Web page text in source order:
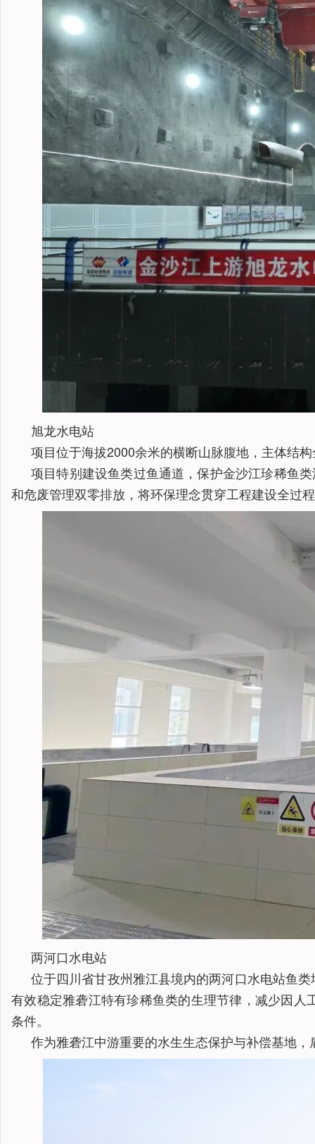
旭龙水电站
项目位于海拔2000余米的横断山脉腹地，主体结
项目特别建设鱼类过鱼通道，保护金沙江珍稀鱼
和危废管理双零排放，将环保理念贯穿工程建设全过
两河口水电站
位于四川省甘孜州雅江县境内的两河口水电站鱼
有效稳定雅砻江特有珍稀鱼类的生理节律，减少因
条件。
作为雅砻江中游重要的水生生态保护与补偿基地